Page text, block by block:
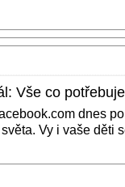
Vše co
dnes
Vy i vaše děti